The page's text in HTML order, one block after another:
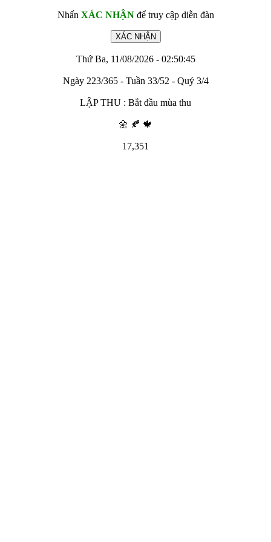
Nhấn XÁC NHẬNđể truy cập diễn đàn
Thứ Ba, 11/08/2026 - 02:50:45
Ngày 223/365 - Tuần 33/52 - Quý 3/4
LẬP THU : Bắt đầu mùa thu
🌼 🍂 🍁
17,351